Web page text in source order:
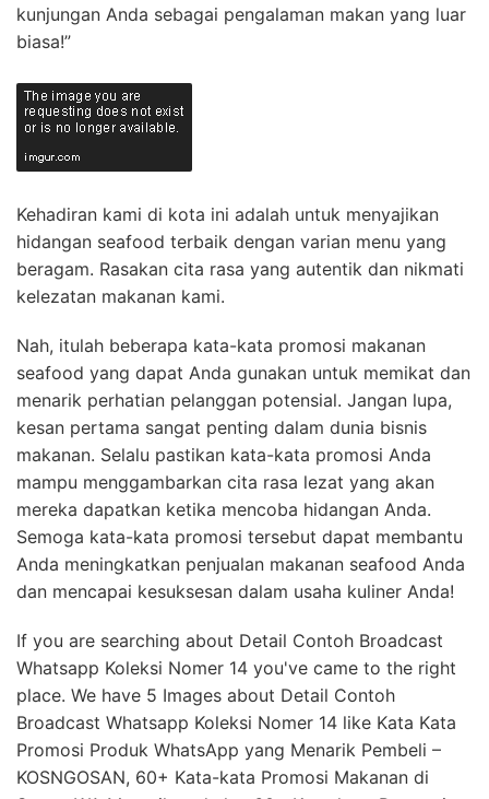
kunjungan Anda sebagai pengalaman makan yang luar
biasa!”
Kehadiran kami di kota ini adalah untuk menyajikan
hidangan seafood terbaik dengan varian menu yang
beragam. Rasakan cita rasa yang autentik dan nikmati
kelezatan makanan kami.
Nah, itulah beberapa kata-kata promosi makanan
seafood yang dapat Anda gunakan untuk memikat dan
menarik perhatian pelanggan potensial. Jangan lupa,
kesan pertama sangat penting dalam dunia bisnis
makanan. Selalu pastikan kata-kata promosi Anda
mampu menggambarkan cita rasa lezat yang akan
mereka dapatkan ketika mencoba hidangan Anda.
Semoga kata-kata promosi tersebut dapat membantu
Anda meningkatkan penjualan makanan seafood Anda
dan mencapai kesuksesan dalam usaha kuliner Anda!
If you are searching about Detail Contoh Broadcast
Whatsapp Koleksi Nomer 14 you've came to the right
place. We have 5 Images about Detail Contoh
Broadcast Whatsapp Koleksi Nomer 14 like Kata Kata
Promosi Produk WhatsApp yang Menarik Pembeli –
KOSNGOSAN, 60+ Kata-kata Promosi Makanan di